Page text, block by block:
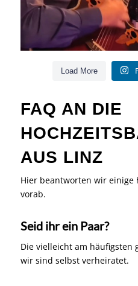
Load More
FAQ AN DIE
AUS LINZ
Hier beantworten wir einige
vorab.
Seid ihr ein Paar?
Die vielleicht am häufigsten
wir sind selbst verheiratet.